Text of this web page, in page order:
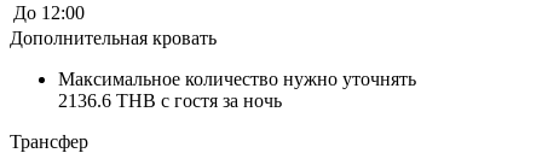
До 12:00
Дополнительная кровать
Максимальное количество нужно уточнять
2136.6 THB с гостя за ночь
Трансфер